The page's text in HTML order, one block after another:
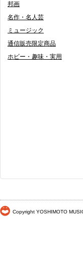
邦画
名作・名人芸
ミュージック
通信販売限定商品
ホビー・趣味・実用
Copyright YOSHIMOTO